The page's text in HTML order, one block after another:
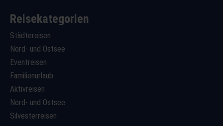
Reisekategorien
Städtereisen
Nord- und Ostsee
Eventreisen
Familienurlaub
Aktivreisen
Nord- und Ostsee
Silvesterreisen